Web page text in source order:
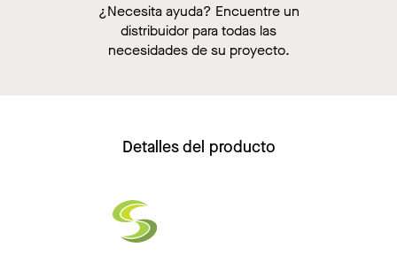
¿Necesita ayuda? Encuentre un
distribuidor para todas las
necesidades de su proyecto.
Detalles del producto